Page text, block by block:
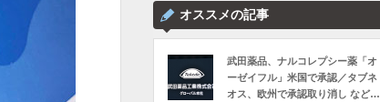
オススメの記事
武田薬品、ナルコレプシー薬「オ
ーゼイフル」米国で承認／タブネ
オス、欧州で承認取り消し など｜